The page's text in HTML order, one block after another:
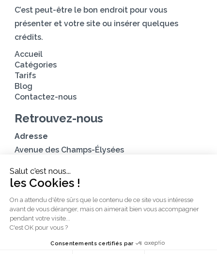
C’est peut-être le bon endroit pour vous
présenter et votre site ou insérer quelques
crédits.
Accueil
Catégories
Tarifs
Blog
Contactez-nous
Retrouvez-nous
Adresse
Avenue des Champs-Élysées
Heures d’ouverture
Du lundi au vendredi : 9h00—17h00
Les samedi et dimanche : 11h00–15h00
Salut c'est nous...
les Cookies !
On a attendu d'être sûrs que le contenu de ce site vous intéresse
avant de vous déranger, mais on aimerait bien vous accompagner
pendant votre visite...
C'est OK pour vous ?
Consentements certifiés par